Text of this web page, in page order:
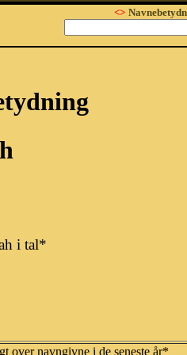
<>
i tal*
over navngivne i de seneste år*